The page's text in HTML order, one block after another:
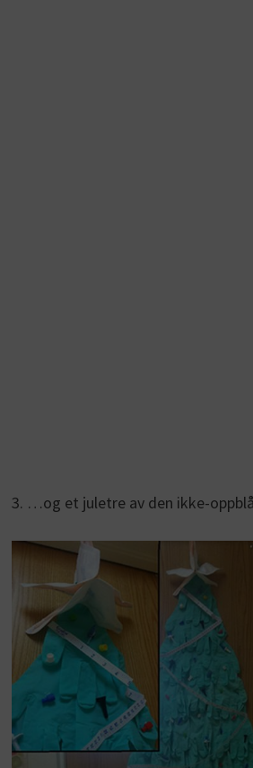
3. …og et juletre av den ikke-